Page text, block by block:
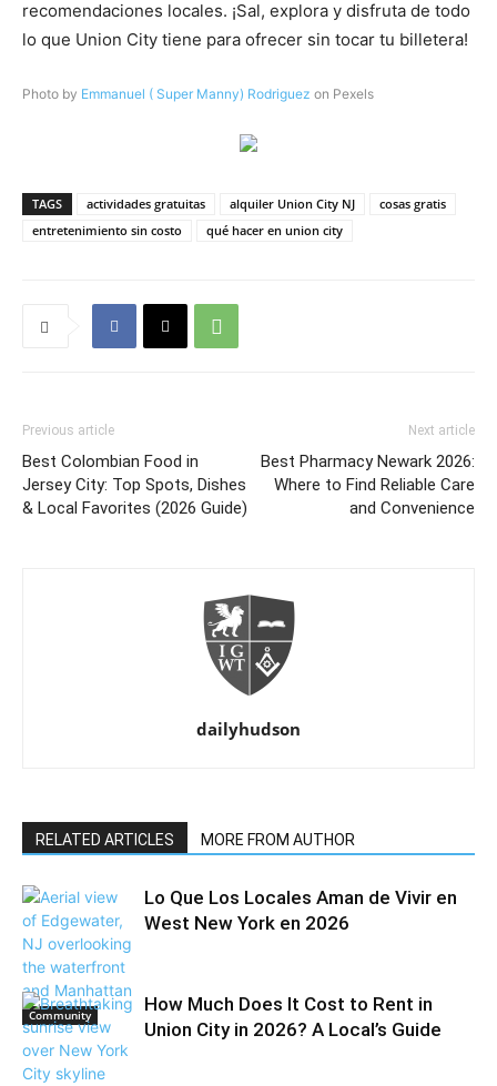
recomendaciones locales. ¡Sal, explora y disfruta de todo
lo que Union City tiene para ofrecer sin tocar tu billetera!
Photo by Emmanuel ( Super Manny) Rodriguez on Pexels
TAGS actividades gratuitas alquiler Union City NJ
cosas gratis
entretenimiento sin costo
qué hacer en union city
Previous article
Best Colombian Food in
Jersey City: Top Spots, Dishes
& Local Favorites (2026 Guide)
Next article
Best Pharmacy Newark 2026:
Where to Find Reliable Care
and Convenience
dailyhudson
RELATED ARTICLES MORE FROM AUTHOR
Community
Lo Que Los Locales Aman de Vivir en
West New York en 2026
How Much Does It Cost to Rent in
Union City in 2026? A Local’s Guide